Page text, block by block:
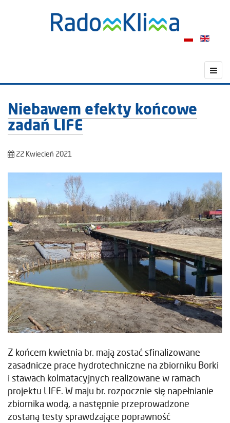
Niebawem efekty końcowe
zadań LIFE
22 Kwiecień 2021
Z końcem kwietnia br. mają zostać sfinalizowane
zasadnicze prace hydrotechniczne na zbiorniku Borki
i stawach kolmatacyjnych realizowane w ramach
projektu LIFE. W maju br. rozpocznie się napełnianie
zbiornika wodą, a następnie przeprowadzone
zostaną testy sprawdzające poprawność